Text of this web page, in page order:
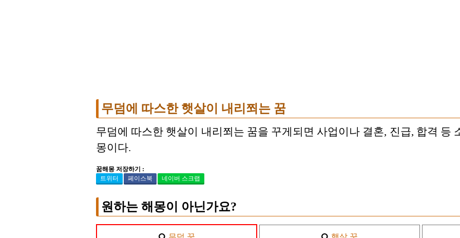
무덤에 따스한 햇살이 내리쬐는 꿈
무덤에 따스한 햇살이 내리쬐는 꿈을 꾸게되면 사업이나 결혼, 진급, 합격 등
몽이다.
꿈해몽 저장하기 :
트위터
페이스북 네이버 스크랩
원하는 해몽이 아닌가요?